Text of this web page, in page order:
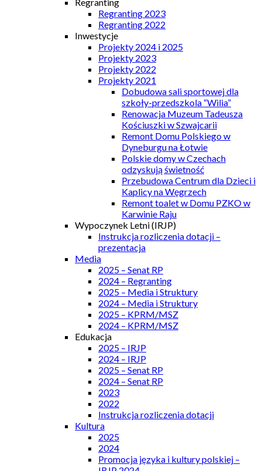
Regranting 2023
Regranting 2022
Inwestycje
Projekty 2024 i 2025
Projekty 2023
Projekty 2022
Projekty 2021
Dobudowa sali sportowej dla
szkoły-przedszkola “Wilia”
Renowacja Muzeum Tadeusza
Kościuszki w Szwajcarii
Remont Domu Polskiego w
Dyneburgu na Łotwie
Polskie domy w Czechach
odzyskują świetność
Przebudowa Centrum dla Dzieci i
Kaplicy na Węgrzech
Remont toalet w Domu PZKO w
Karwinie Raju
Wypoczynek Letni (IRJP)
Instrukcja rozliczenia dotacji –
prezentacja
Media
2025 – Senat RP
2024 – Regranting
2025 – Media i Struktury
2024 – Media i Struktury
2025 – KPRM/MSZ
2024 – KPRM/MSZ
Edukacja
2025 – IRJP
2024 – IRJP
2025 – Senat RP
2024 – Senat RP
2023
2022
Instrukcja rozliczenia dotacji
Kultura
2025
2024
Promocja języka i kultury polskiej –